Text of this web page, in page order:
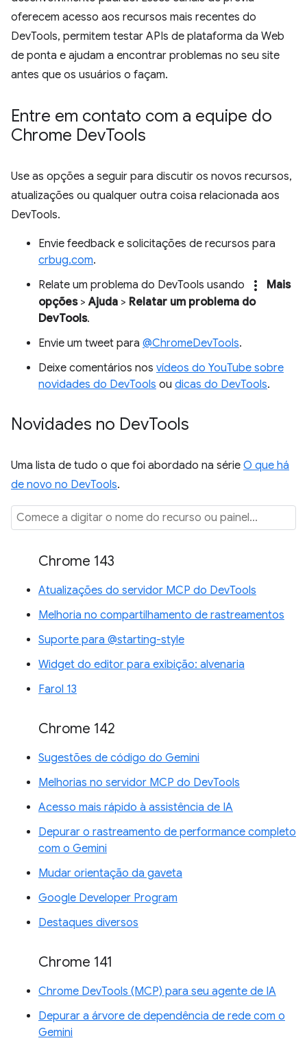
oferecem acesso aos recursos mais recentes do
DevTools, permitem testar APIs de plataforma da Web
de ponta e ajudam a encontrar problemas no seu site
antes que os usuários o façam.
Entre em contato com a equipe do
Chrome DevTools
Use as opções a seguir para discutir os novos recursos,
atualizações ou qualquer outra coisa relacionada aos
DevTools.
Envie feedback e solicitações de recursos para
crbug.com.
Relate um problema do DevTools usando
more_vert
Mais
opções>Ajuda > Relatar um problema do
DevTools.
Envie um tweet para @ChromeDevTools.
Deixe comentários nos vídeos do YouTube sobre
novidades do DevTools ou dicas do DevTools.
Novidades no DevTools
Uma lista de tudo o que foi abordado na série O que há
de novo no DevTools.
Chrome 143
Atualizações do servidor MCP do DevTools
Melhoria no compartilhamento de rastreamentos
Suporte para @starting-style
Widget do editor para exibição: alvenaria
Farol 13
Chrome 142
Sugestões de código do Gemini
Melhorias no servidor MCP do DevTools
Acesso mais rápido à assistência de IA
Depurar o rastreamento de performance completo
com o Gemini
Mudar orientação da gaveta
Google Developer Program
Destaques diversos
Chrome 141
Chrome DevTools (MCP) para seu agente de IA
Depurar a árvore de dependência de rede com o
Gemini